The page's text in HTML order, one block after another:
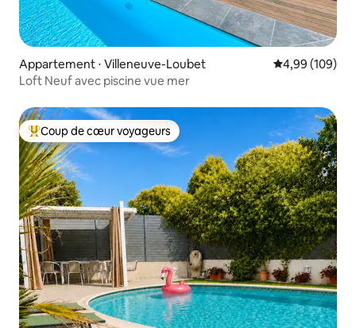
Appartement ⋅ Villeneuve-Loubet Évaluation
4,99 (109)
Loft Neuf avec piscine vue mer
Coups de cœur voyageurs les plus appréciés
Coup de cœur voyageurs